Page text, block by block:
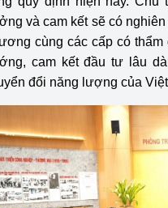
và cam kết sẽ có
cùng các cấp có thẩm
cam kết đầu tư lâu
đổi năng lượng của